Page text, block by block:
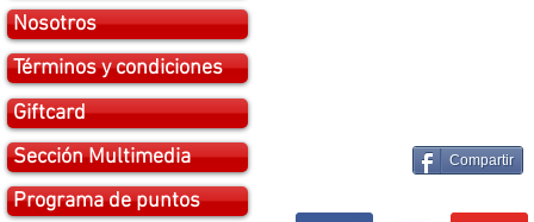
Nosotros
Términos y condiciones
Giftcard
Sección Multimedia
Programa de puntos
Compartir